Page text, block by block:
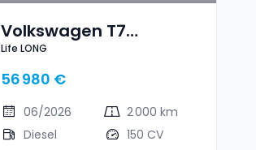
Volkswagen T7
Multivan Life LONG
Life LONG
56 980 €
06/2026
2 000 km
Diesel
150 CV